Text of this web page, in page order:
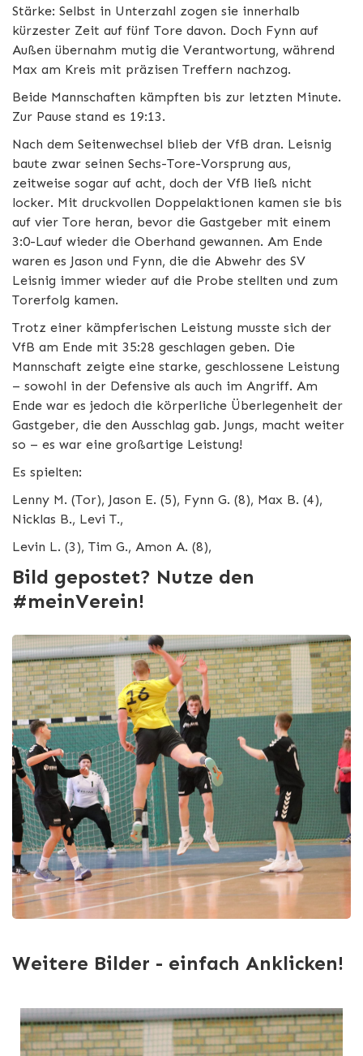
Weitere Bilder - einfach Anklicken!
Stärke: Selbst in Unterzahl zogen sie innerhalb
kürzester Zeit auf fünf Tore davon. Doch Fynn auf
Außen übernahm mutig die Verantwortung, während
Max am Kreis mit präzisen Treffern nachzog.
Beide Mannschaften kämpften bis zur letzten Minute.
Zur Pause stand es 19:13.
Nach dem Seitenwechsel blieb der VfB dran. Leisnig
baute zwar seinen Sechs-Tore-Vorsprung aus,
zeitweise sogar auf acht, doch der VfB ließ nicht
locker. Mit druckvollen Doppelaktionen kamen sie bis
auf vier Tore heran, bevor die Gastgeber mit einem
3:0-Lauf wieder die Oberhand gewannen. Am Ende
waren es Jason und Fynn, die die Abwehr des SV
Leisnig immer wieder auf die Probe stellten und zum
Torerfolg kamen.
Trotz einer kämpferischen Leistung musste sich der
VfB am Ende mit 35:28 geschlagen geben. Die
Mannschaft zeigte eine starke, geschlossene Leistung
– sowohl in der Defensive als auch im Angriff. Am
Ende war es jedoch die körperliche Überlegenheit der
Gastgeber, die den Ausschlag gab. Jungs, macht weiter
so – es war eine großartige Leistung!
Es spielten:
Lenny M. (Tor), Jason E. (5), Fynn G. (8), Max B. (4),
Nicklas B., Levi T.,
Levin L. (3), Tim G., Amon A. (8),
Bild gepostet? Nutze den
#meinVerein!